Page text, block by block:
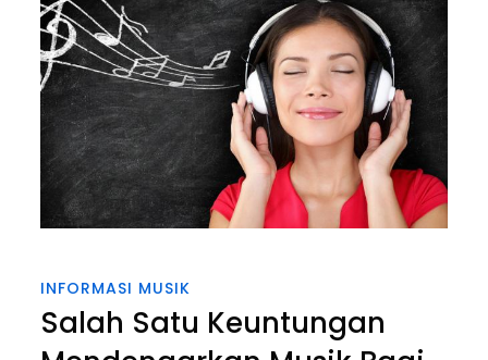
INFORMASI MUSIK
Salah Satu Keuntungan